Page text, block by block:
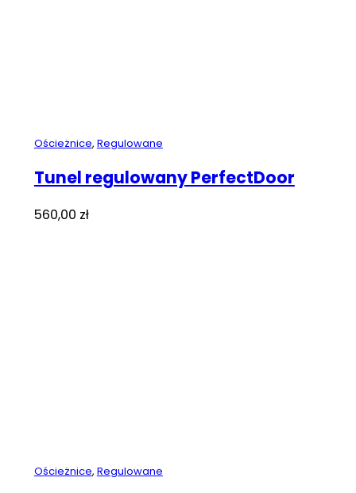
Ościeżnice, Regulowane
Tunel regulowany PerfectDoor
560,00 zł
Ościeżnice, Regulowane